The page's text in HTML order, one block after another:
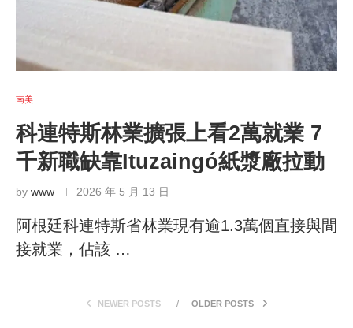
南美
科連特斯林業擴張上看2萬就業 7
千新職缺靠Ituzaingó紙漿廠拉動
by www 2026 年 5 月 13 日
阿根廷科連特斯省林業現有逾1.3萬個直接與間
接就業，佔該 …
NEWER POSTS OLDER POSTS